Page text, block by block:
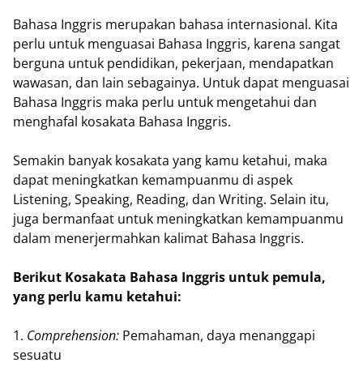
Bahasa Inggris merupakan bahasa internasional. Kita
perlu untuk menguasai Bahasa Inggris, karena sangat
berguna untuk pendidikan, pekerjaan, mendapatkan
wawasan, dan lain sebagainya. Untuk dapat menguasai
Bahasa Inggris maka perlu untuk mengetahui dan
menghafal kosakata Bahasa Inggris.
Semakin banyak kosakata yang kamu ketahui, maka
dapat meningkatkan kemampuanmu di aspek
Listening, Speaking, Reading, dan Writing. Selain itu,
juga bermanfaat untuk meningkatkan kemampuanmu
dalam menerjermahkan kalimat Bahasa Inggris.
Berikut Kosakata Bahasa Inggris untuk pemula,
yang perlu kamu ketahui:
1. Comprehension: Pemahaman, daya menanggapi
sesuatu